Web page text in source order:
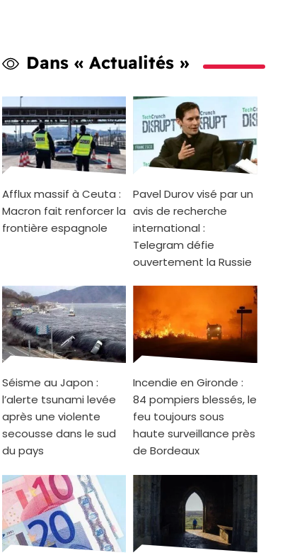
Dans « Actualités »
Afflux massif à Ceuta :
Macron fait renforcer la
frontière espagnole
Pavel Durov visé par un
avis de recherche
international :
Telegram défie
ouvertement la Russie
Séisme au Japon :
l’alerte tsunami levée
après une violente
secousse dans le sud
du pays
Incendie en Gironde :
84 pompiers blessés, le
feu toujours sous
haute surveillance près
de Bordeaux